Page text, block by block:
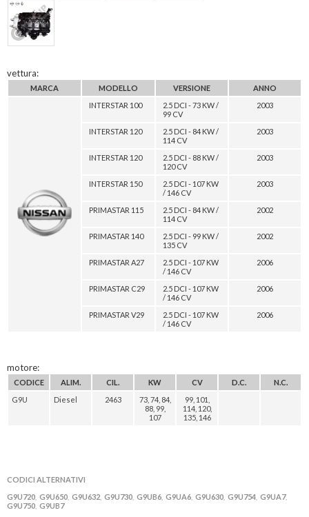
vettura:
MARCA MODELLO VERSIONE
ANNO
INTERSTAR 100
2.5 DCI - 73 KW /
99 CV
2003
INTERSTAR 120
2.5 DCI - 84 KW /
114 CV
2003
INTERSTAR 120
2.5 DCI - 88 KW /
120 CV
2003
INTERSTAR 150
2.5 DCI - 107 KW
/ 146 CV
2003
PRIMASTAR 115
2.5 DCI - 84 KW /
114 CV
2002
PRIMASTAR 140
2.5 DCI - 99 KW /
135 CV
2002
PRIMASTAR A27
2.5 DCI - 107 KW
/ 146 CV
2006
PRIMASTAR C29
2.5 DCI - 107 KW
/ 146 CV
2006
PRIMASTAR V29
2.5 DCI - 107 KW
/ 146 CV
2006
motore:
CODICE ALIM. CIL. KW CV D.C.
N.C.
G9U
Diesel 2463
73, 74, 84,
88, 99,
107
99, 101,
114, 120,
135, 146
CODICI ALTERNATIVI
G9U720 G9U650 G9U632 G9U730 G9UB6 G9UA6 G9U630 G9U754 G9UA7,
G9U750 G9UB7